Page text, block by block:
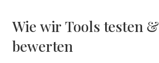
Wie wir Tools testen &
bewerten